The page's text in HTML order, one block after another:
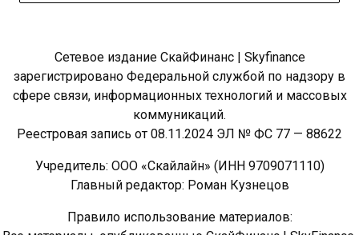
Сетевое издание СкайФинанс | Skyfinance
зарегистрировано Федеральной службой по надзору в
сфере связи, информационных технологий и массовых
коммуникаций.
Реестровая запись от 08.11.2024 ЭЛ № ФС 77 — 88622
Учредитель: ООО «Скайлайн» (ИНН 9709071110)
Главный редактор: Роман Кузнецов
Правило использование материалов: